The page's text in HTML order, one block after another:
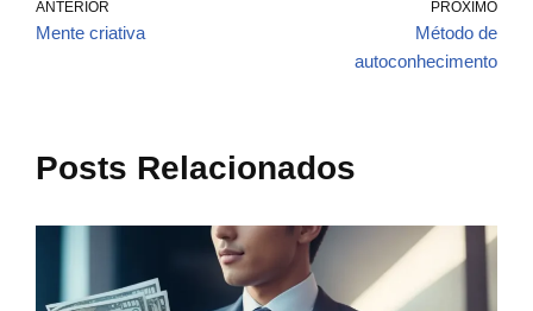
ANTERIOR
Mente criativa
PRÓXIMO
Método de
autoconhecimento
Posts Relacionados